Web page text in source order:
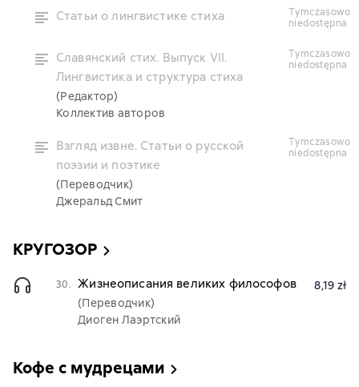
Статьи о лингвистике стиха
tymczasowo
niedostępna
Славянский стих. Выпуск VII.
Лингвистика и структура стиха
(Редактор)
Коллектив авторов
tymczasowo
niedostępna
Взгляд извне. Статьи о русской
поэзии и поэтике
(Переводчик)
Джеральд Смит
tymczasowo
niedostępna
КРУГОЗОР
30. Жизнеописания великих философов
(Переводчик)
Диоген Лаэртский
8,19 zł
Кофе с мудрецами